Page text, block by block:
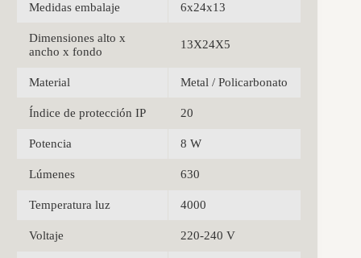
Medidas embalaje 6x24x13
Dimensiones alto x
ancho x fondo
13X24X5
Material Metal / Policarbonato
Índice de protección IP 20
Potencia 8 W
Lúmenes 630
Temperatura luz 4000
Voltaje 220-240 V